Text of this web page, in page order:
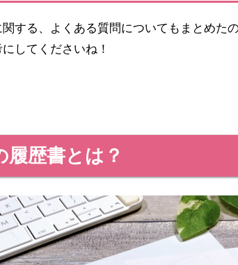
する、よくある質問についてもまとめた
してくださいね！
歴書とは？